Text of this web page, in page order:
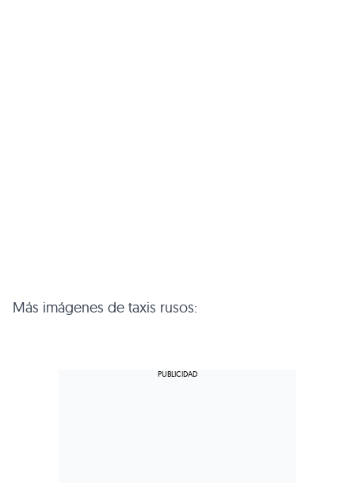
Más imágenes de taxis rusos: